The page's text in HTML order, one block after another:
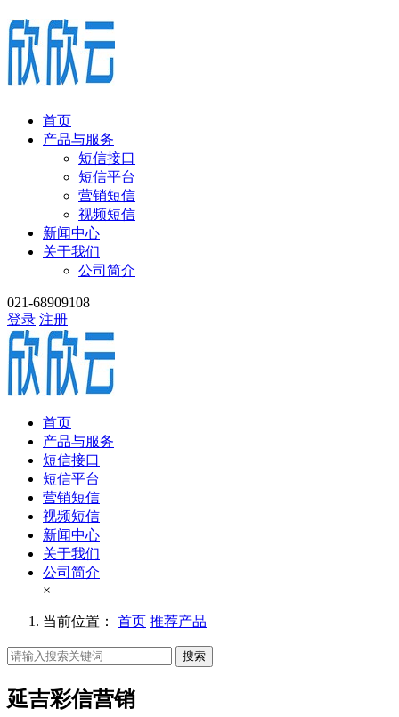
首页
产品与服务
短信接口
短信平台
营销短信
视频短信
新闻中心
关于我们
公司简介
021-68909108
登录 注册
首页
产品与服务
短信接口
短信平台
营销短信
视频短信
新闻中心
关于我们
公司简介
×
当前位置： 首页 推荐产品
搜索
延吉彩信营销